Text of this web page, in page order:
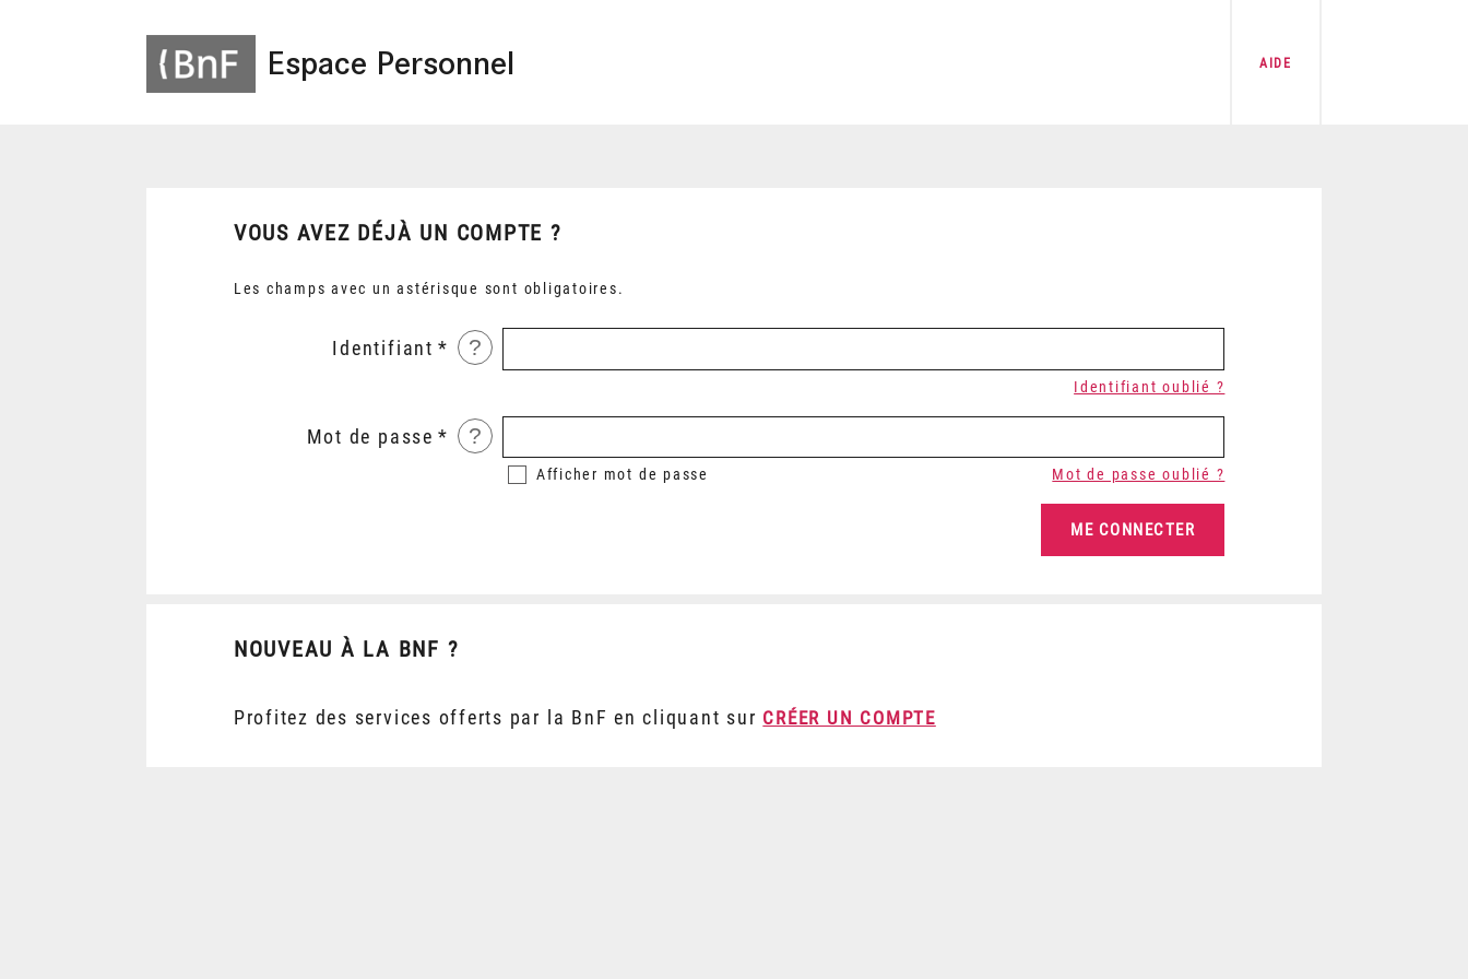
Espace Personnel AIDE
VOUS AVEZ DÉJÀ UN COMPTE ?
Les champs avec un astérisque sont obligatoires.
Identifiant ?
Identifiant oublié ?
Mot de passe ?
Afficher mot de passe Mot de passe oublié ?
NOUVEAU À LA BNF ?
Profitez des services offerts par la BnF en cliquant sur CRÉER UN COMPTE